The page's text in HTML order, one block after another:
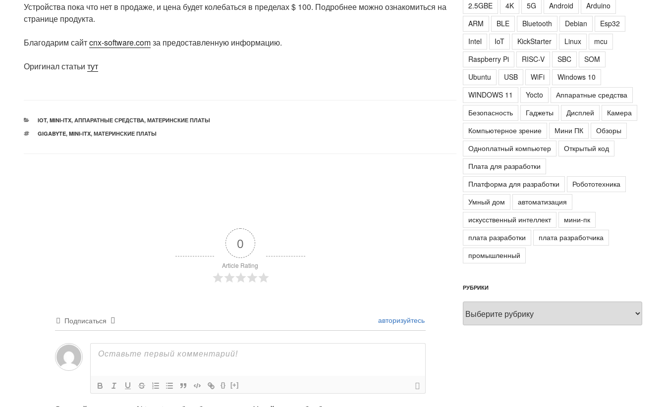
Устройства пока что нет в продаже, и цена будет колебаться в пределах $ 100. Подробнее можно ознакомиться на
странице продукта.
Благодарим сайтcnx-software.comза предоставленную информацию.
Оригинал статьи тут
РУБРИКИ
IOT, MINI-ITX, АППАРАТНЫЕ СРЕДСТВА, МАТЕРИНСКИЕ ПЛАТЫ
МЕТКИ
GIGABYTE, MINI-ITX, МАТЕРИНСКИЕ ПЛАТЫ
0
Article Rating
Подписаться авторизуйтесь
{} [+]
2.5GBE 4K 5G Android
Arduino
ARM
BLE Bluetooth Debian
Esp32
Intel
IoT KickStarter Linux
mcu
Raspberry Pi
RISC-V SBC
SOM
Ubuntu
USB WiFi
Windows 10
WINDOWS 11
Yocto
Аппаратные средства
Безопасность
Гаджеты Дисплей
Камера
Компьютерное зрение
Мини ПК
Обзоры
Одноплатный компьютер
Открытый код
Плата для разработки
Платформа для разработки
Робототехника
Умный дом
автоматизация
искусственный интеллект
мини-пк
плата разработки
плата разработчика
промышленный
РУБРИКИ
Рубрики